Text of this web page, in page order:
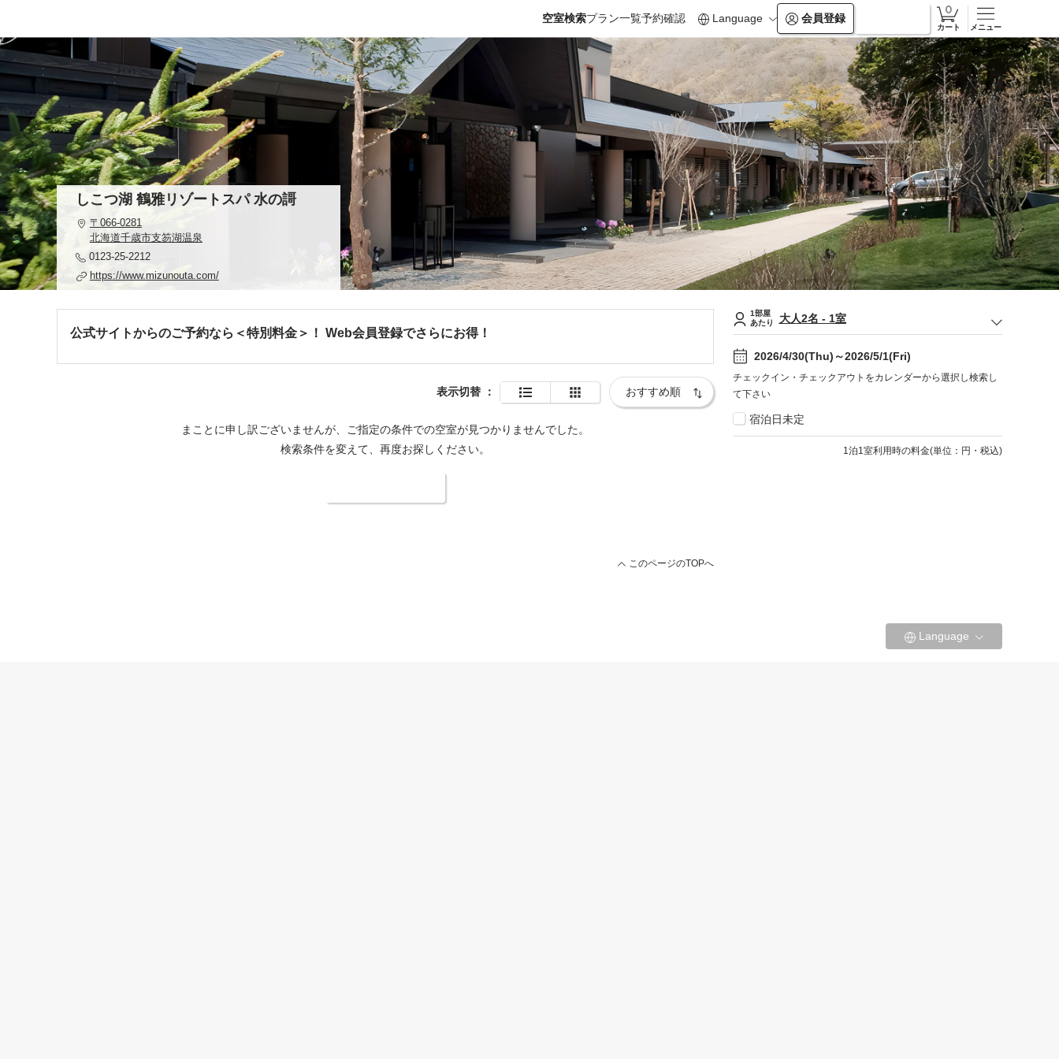
空室検索プラン一覧予約確認 Language 会員登録
カート メニュー
しこつ湖 鶴雅リゾートスパ 水の謌
〒066-0281
北海道千歳市支笏湖温泉
0123-25-2212
https://www.mizunouta.com/
公式サイトからのご予約なら＜特別料金＞！ Web会員登録でさらにお得！
表示切替 ：
まことに申し訳ございませんが、ご指定の条件での空室が見つかりませんでした。
検索条件を変えて、再度お探しください。
このページのTOPへ
1部屋
あたり
大人2名 - 1室
2026/4/30(Thu)～2026/5/1(Fri)
チェックイン・チェックアウトをカレンダーから選択し検索し
て下さい
宿泊日未定
1 泊1室利用時の料金(単位：円・税込)
Language